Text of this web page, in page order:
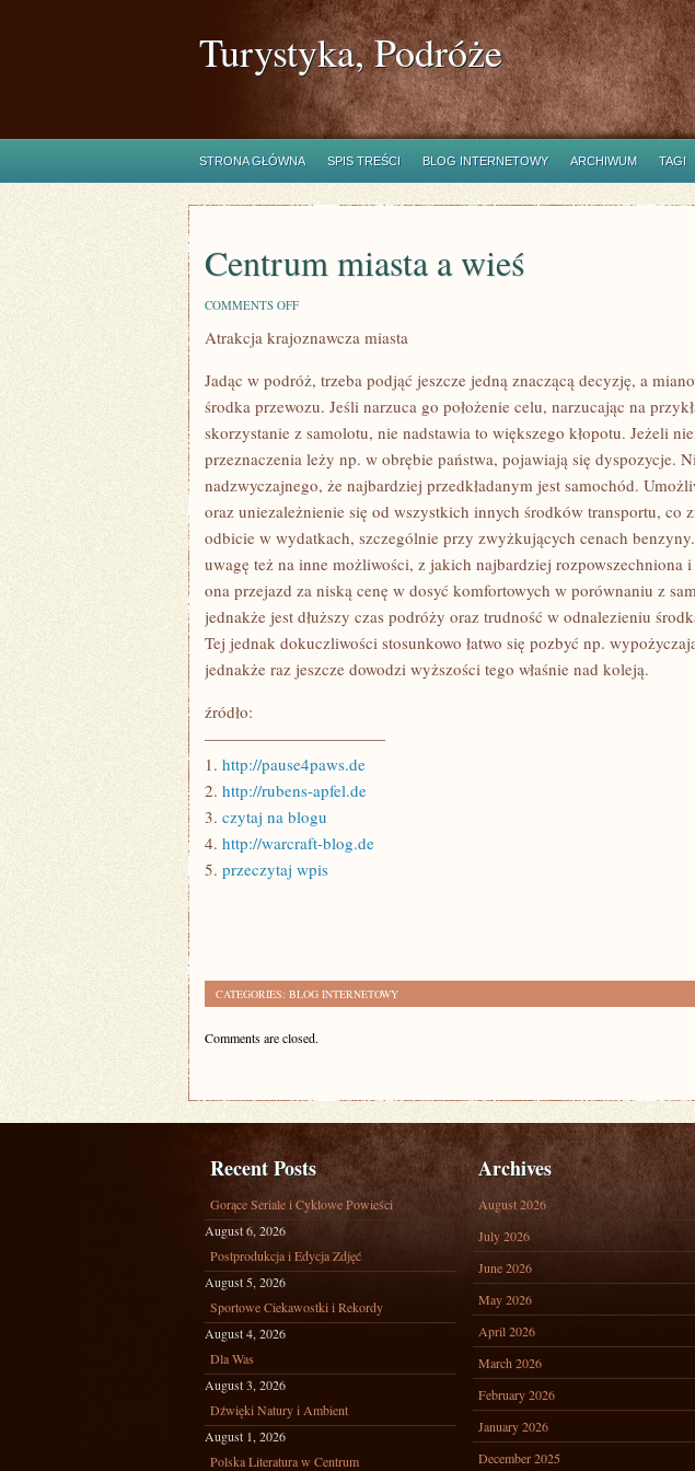
Turystyka, Podróże
STRONA GŁÓWNA SPIS TREŚCI BLOG INTERNETOWY ARCHIWUM TAGI
Centrum miasta a wieś
COMMENTS OFFON
MIASTA
Atrakcja krajoznawcza miasta
Jadąc w podróż, trzeba podjąć jeszcze jedną znaczącą decyzję, a
środka przewozu. Jeśli narzuca go położenie celu, narzucając na
skorzystanie z samolotu, nie nadstawia to większego kłopotu. Jeżeli
przeznaczenia leży np. w obrębie państwa, pojawiają się dyspozycje.
nadzwyczajnego, że najbardziej przedkładanym jest samochód.
oraz uniezależnienie się od wszystkich innych środków transportu, co
odbicie w wydatkach, szczególnie przy zwyżkujących cenach
uwagę też na inne możliwości, z jakich najbardziej rozpowszechniona
ona przejazd za niską cenę w dosyć komfortowych w porównaniu z
jednakże jest dłuższy czas podróży oraz trudność w odnalezieniu
Tej jednak dokuczliwości stosunkowo łatwo się pozbyć np.
jednakże raz jeszcze dowodzi wyższości tego właśnie nad koleją.
źródło:
———————————
1. http://pause4paws.de
2. http://rubens-apfel.de
3. czytaj na blogu
4. http://warcraft-blog.de
5. przeczytaj wpis
CATEGORIES: BLOG INTERNETOWY
Comments are closed.
Recent Posts
Gorące Seriale i Cyklowe Powieści
August 6, 2026
Postprodukcja i Edycja Zdjęć
August 5, 2026
Sportowe Ciekawostki i Rekordy
August 4, 2026
Dla Was
August 3, 2026
Dźwięki Natury i Ambient
August 1, 2026
Polska Literatura w Centrum
Archives
August 2026
July 2026
June 2026
May 2026
April 2026
March 2026
February 2026
January 2026
December 2025